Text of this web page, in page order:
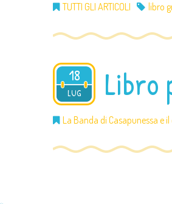
TUTTI GLI ARTICOLI libro
18
LUG
2012 Libro
La Banda di Casapunessa e il